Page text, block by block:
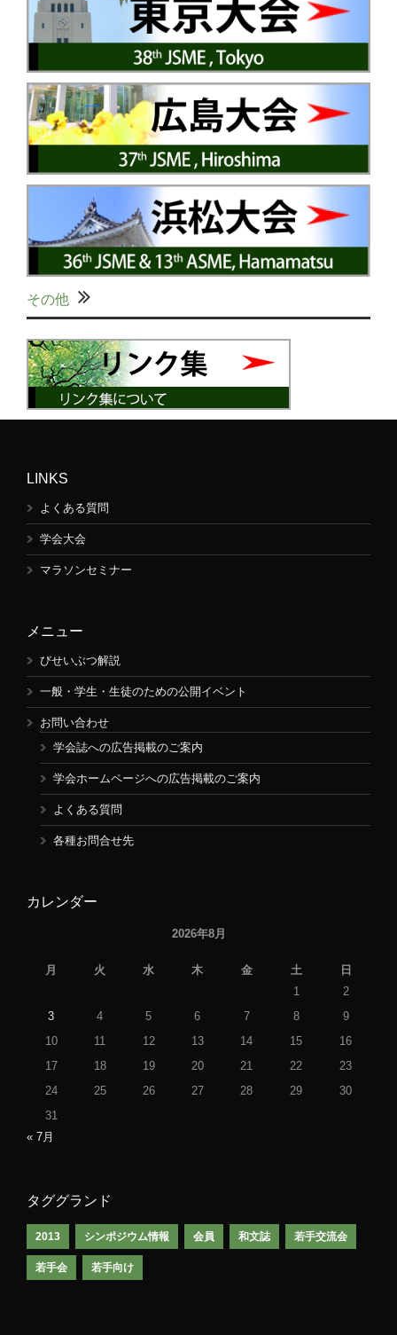
その他
LINKS
よくある質問
学会大会
マラソンセミナー
メニュー
びせいぶつ解説
一般・学生・生徒のための公開イベント
お問い合わせ
学会誌への広告掲載のご案内
学会ホームページへの広告掲載のご案内
よくある質問
各種お問合せ先
カレンダー
2026年8月
月 火 水 木 金 土
日
1
2
3
4 5 6 7 8
9
10
11 12 13 14 15
16
17
18 19 20 21 22
23
24
25 26 27 28 29
30
31
« 7月
タググランド
2013 シンポジウム情報 会員 和文誌 若手交流会
若手会 若手向け